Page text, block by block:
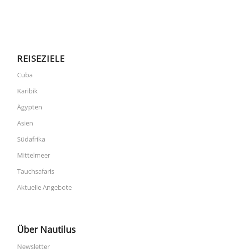
REISEZIELE
Cuba
Karibik
Ägypten
Asien
Südafrika
Mittelmeer
Tauchsafaris
Aktuelle Angebote
Über Nautilus
Newsletter